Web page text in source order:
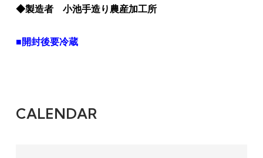
◆製造者 小池手造り農産加工所
■開封後要冷蔵
CALENDAR